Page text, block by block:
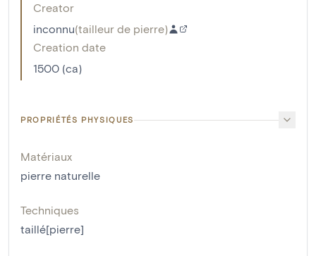
Creator
inconnu(tailleur de pierre)
Creation date
1500 (ca)
PROPRIÉTÉS PHYSIQUES
Matériaux
pierre naturelle
Techniques
taillé[pierre]